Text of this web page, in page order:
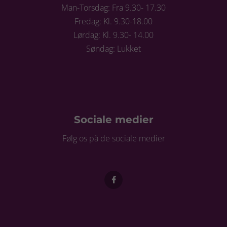
Man-Torsdag: Fra 9.30- 17.30
Fredag: Kl. 9.30-18.00
Lørdag: Kl. 9.30- 14.00
Søndag: Lukket
Sociale medier
Følg os på de sociale medier